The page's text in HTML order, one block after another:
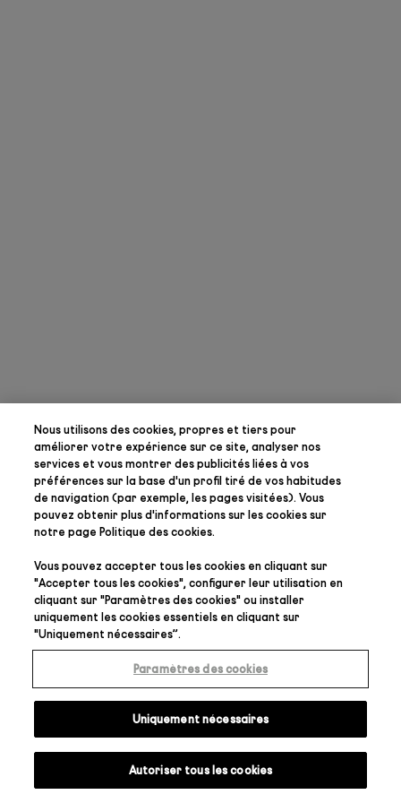
Nous utilisons des cookies, propres et tiers pour
améliorer votre expérience sur ce site, analyser nos
services et vous montrer des publicités liées à vos
préférencessur la base d'un profil tiré de vos habitudes
de navigation (par exemple, les pages visitées). Vous
pouvez obtenir plus d'informations sur les cookies sur
notre pagePolitique des cookies.
Vous pouvez accepter tous les cookies en cliquant sur
"Accepter tous les cookies", configurer leur utilisation en
cliquant sur "Paramètres des cookies" ou installer
uniquement les cookies essentiels en cliquant sur
"Uniquement nécessaires”.
Paramètres des cookies
Uniquement nécessaires
Autoriser tous les cookies